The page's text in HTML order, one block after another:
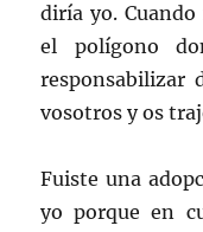
diría yo.
el polígono
responsabilizar
vosotros y os
Fuiste una
yo porque en